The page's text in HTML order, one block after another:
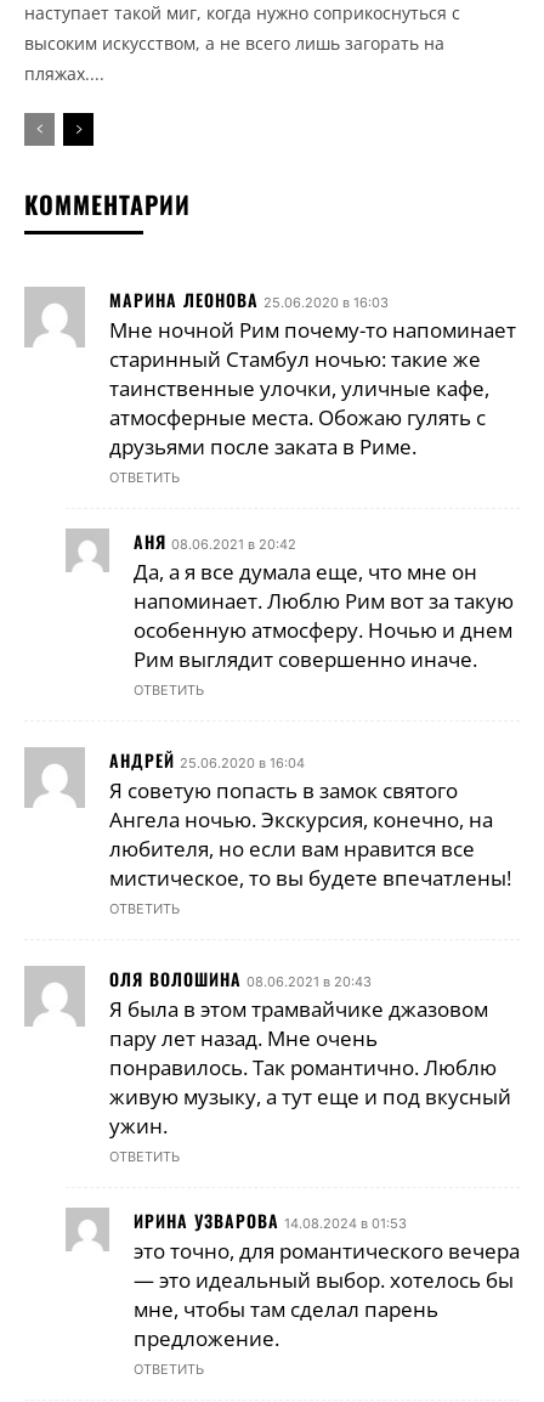
наступает такой миг, когда нужно соприкоснуться с
высоким искусством, а не всего лишь загорать на
пляжах....
КОММЕНТАРИИ
МАРИНА ЛЕОНОВА 25.06.2020 в 16:03
Мне ночной Рим почему-то напоминает
старинный Стамбул ночью: такие же
таинственные улочки, уличные кафе,
атмосферные места. Обожаю гулять с
друзьями после заката в Риме.
ОТВЕТИТЬ
АНЯ 08.06.2021 в 20:42
Да, а я все думала еще, что мне он
напоминает. Люблю Рим вот за такую
особенную атмосферу. Ночью и днем
Рим выглядит совершенно иначе.
ОТВЕТИТЬ
АНДРЕЙ 25.06.2020 в 16:04
Я советую попасть в замок святого
Ангела ночью. Экскурсия, конечно, на
любителя, но если вам нравится все
мистическое, то вы будете впечатлены!
ОТВЕТИТЬ
ОЛЯ ВОЛОШИНА 08.06.2021 в 20:43
Я была в этом трамвайчике джазовом
пару лет назад. Мне очень
понравилось. Так романтично. Люблю
живую музыку, а тут еще и под вкусный
ужин.
ОТВЕТИТЬ
ИРИНА УЗВАРОВА 14.08.2024 в 01:53
это точно, для романтического вечера
— это идеальный выбор. хотелось бы
мне, чтобы там сделал парень
предложение.
ОТВЕТИТЬ